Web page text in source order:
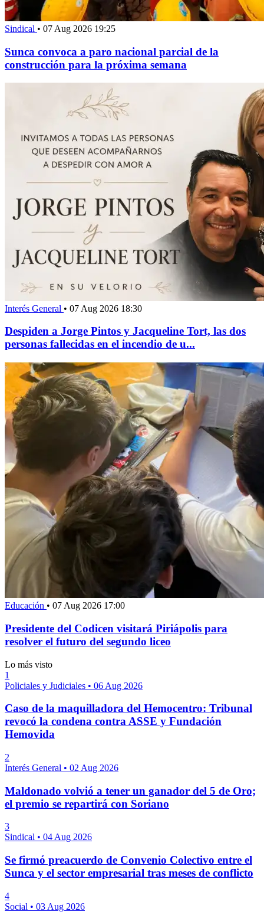
Sindical • 07 Aug 2026 19:25
Sunca convoca a paro nacional parcial de la
construcción para la próxima semana
Interés General • 07 Aug 2026 18:30
Despiden a Jorge Pintos y Jacqueline Tort, las dos
personas fallecidas en el incendio de u...
Educación • 07 Aug 2026 17:00
Presidente del Codicen visitará Piriápolis para
resolver el futuro del segundo liceo
Lo más visto
1
Policiales y Judiciales • 06 Aug 2026
Caso de la maquilladora del Hemocentro: Tribunal
revocó la condena contra ASSE y Fundación
Hemovida
2
Interés General • 02 Aug 2026
Maldonado volvió a tener un ganador del 5 de Oro;
el premio se repartirá con Soriano
3
Sindical • 04 Aug 2026
Se firmó preacuerdo de Convenio Colectivo entre el
Sunca y el sector empresarial tras meses de conflicto
4
Social • 03 Aug 2026